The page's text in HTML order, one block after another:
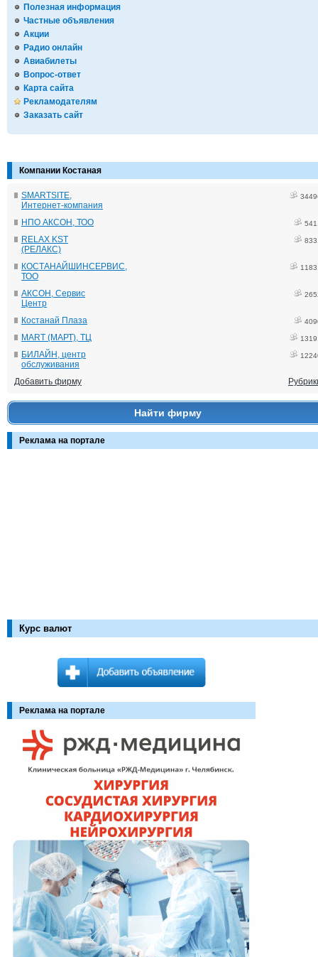
Полезная информация
Частные объявления
Акции
Радио онлайн
Авиабилеты
Вопрос-ответ
Карта сайта
Рекламодателям
Заказать сайт
Компании Костаная
SMARTSITE,
Интернет-компания
НПО АКСОН, ТОО
RELAX KST
(РЕЛАКС)
КОСТАНАЙШИНСЕРВИС,
ТОО
АКСОН, Сервис
Центр
Костанай Плаза
MART (МАРТ), ТЦ
БИЛАЙН, центр
обслуживания
Добавить фирму
Найти фирму
Реклама на портале
Курс валют
Реклама на портале